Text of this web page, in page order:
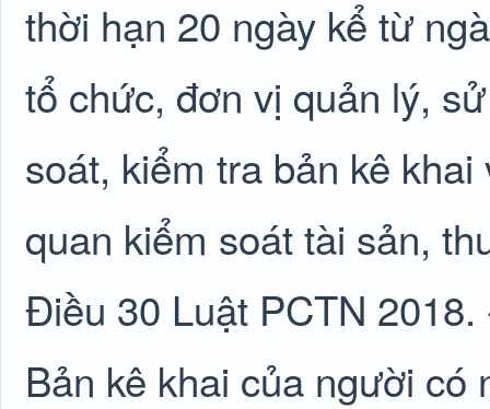
thời hạn 20 ngày kể từ
tổ chức, đơn vị quản lý,
soát, kiểm tra bản kê
quan kiểm soát tài sản,
Điều 30 Luật PCTN
Bản kê khai của người